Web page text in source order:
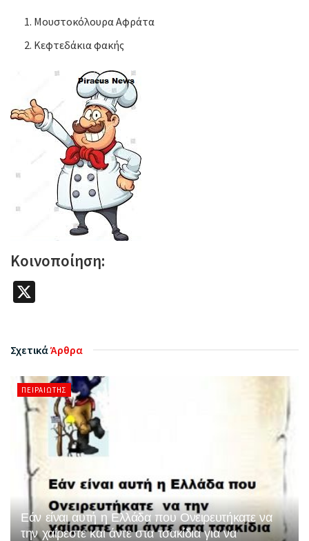
Μουστοκόλουρα Αφράτα
Κεφτεδάκια φακής
Κοινοποίηση:
ΣχετικάΆρθρα
ΠΕΙΡΑΙΏΤΗΣ
Εάν είναι αυτή η Ελλάδα που Ονειρευτήκατε να
την χαίρεστε και άντε στα τσακίδια για να